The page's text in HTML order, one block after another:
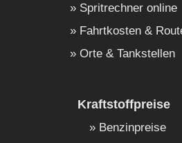
Spritrechner online
Fahrtkosten &
Orte & Tankstellen
Kraftstoffpreise
Benzinpreise